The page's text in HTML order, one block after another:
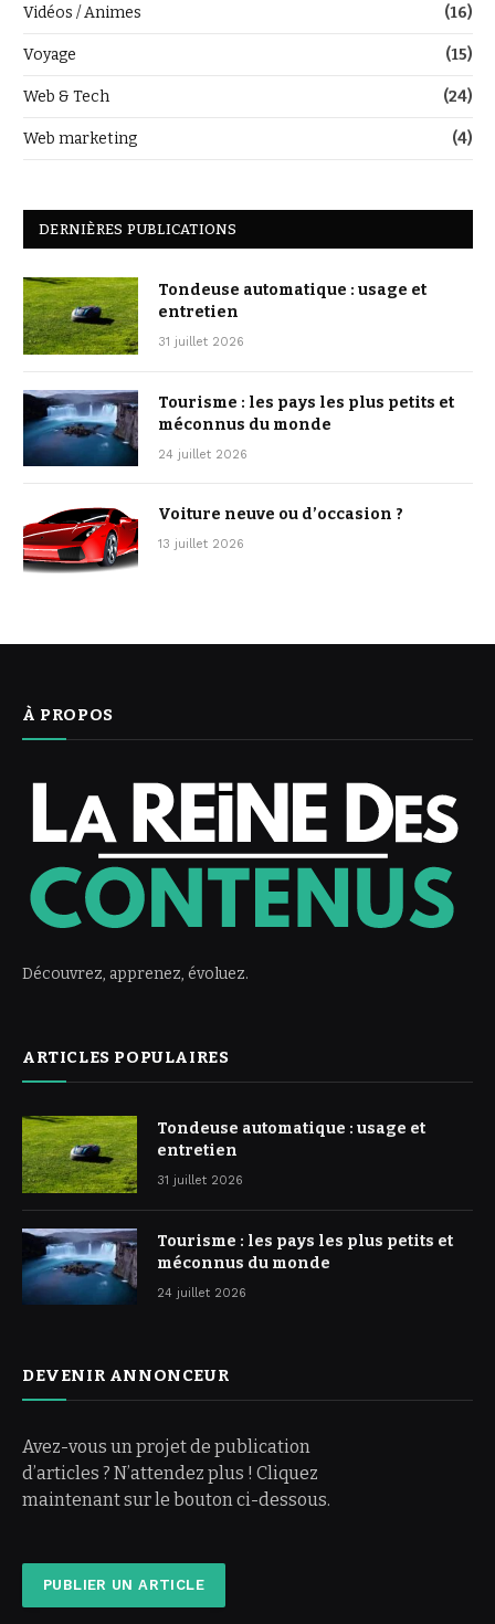
Vidéos / Animes (16)
Voyage (15)
Web & Tech (24)
Web marketing (4)
DERNIÈRES PUBLICATIONS
Tondeuse automatique : usage et
entretien
31 juillet 2026
Tourisme : les pays les plus petits et
méconnus du monde
24 juillet 2026
Voiture neuve ou d’occasion ?
13 juillet 2026
À PROPOS
Découvrez, apprenez, évoluez.
ARTICLES POPULAIRES
Tondeuse automatique : usage et
entretien
31 juillet 2026
Tourisme : les pays les plus petits et
méconnus du monde
24 juillet 2026
DEVENIR ANNONCEUR
Avez-vous un projet de publication
d’articles ? N’attendez plus ! Cliquez
maintenant sur le bouton ci-dessous.
PUBLIER UN ARTICLE